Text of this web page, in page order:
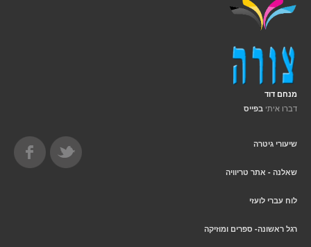
מנחם דוד
דברו איתי בפייס
שיעורי גיטרה
שאלנה - אתר טריוויה
לוח עברי לועזי
רגל ראשונה- ספרים ומוזיקה